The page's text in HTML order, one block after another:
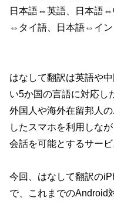
日本語⇔英語、日本語
⇔タイ語、日本語⇔イン
はなして翻訳は英語や
い5か国の言語に対応し
外国人や海外在留邦人
したスマホを利用しな
会話を可能とするサービ
今回、はなして翻訳の
で、これまでのAndroid